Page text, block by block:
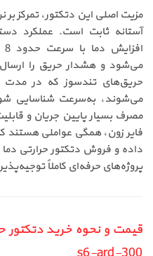
مزیت اصلی این دتکتور، تمرکز
آستانه ثابت است. عملکرد
می‌شود و هشدار حریق را
حریق‌های تندسوز که در مدت
می‌شوند، به‌سرعت شناسایی
مصرف بسیار پایین جریان و
فایر زون، همگی عواملی هستند
پروژه‌های حرفه‌ای کاملاً
قیمت و نحوه خرید دتکتور